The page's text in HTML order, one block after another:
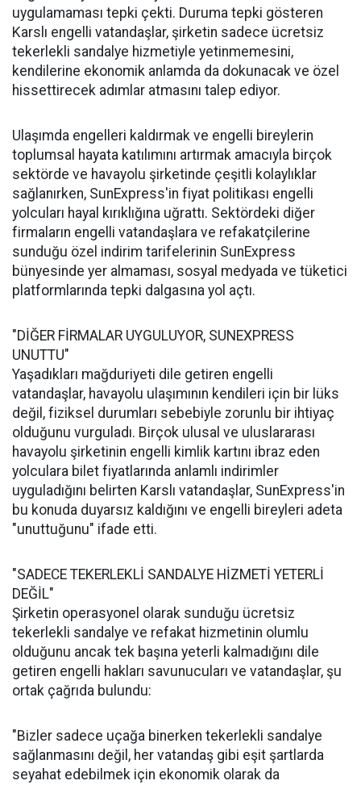
uygulamaması tepki çekti. Duruma tepki gösteren
Karslı engelli vatandaşlar, şirketin sadece ücretsiz
tekerlekli sandalye hizmetiyle yetinmemesini,
kendilerine ekonomik anlamda da dokunacak ve özel
hissettirecek adımlar atmasını talep ediyor.
Ulaşımda engelleri kaldırmak ve engelli bireylerin
toplumsal hayata katılımını artırmak amacıyla birçok
sektörde ve havayolu şirketinde çeşitli kolaylıklar
sağlanırken, SunExpress'in fiyat politikası engelli
yolcuları hayal kırıklığına uğrattı. Sektördeki diğer
firmaların engelli vatandaşlara ve refakatçilerine
sunduğu özel indirim tarifelerinin SunExpress
bünyesinde yer almaması, sosyal medyada ve tüketici
platformlarında tepki dalgasına yol açtı.
"DİĞER FİRMALAR UYGULUYOR, SUNEXPRESS
UNUTTU"
Yaşadıkları mağduriyeti dile getiren engelli
vatandaşlar, havayolu ulaşımının kendileri için bir lüks
değil, fiziksel durumları sebebiyle zorunlu bir ihtiyaç
olduğunu vurguladı. Birçok ulusal ve uluslararası
havayolu şirketinin engelli kimlik kartını ibraz eden
yolculara bilet fiyatlarında anlamlı indirimler
uyguladığını belirten Karslı vatandaşlar, SunExpress'in
bu konuda duyarsız kaldığını ve engelli bireyleri adeta
"unuttuğunu" ifade etti.
"SADECE TEKERLEKLİ SANDALYE HİZMETİ YETERLİ
DEĞİL"
Şirketin operasyonel olarak sunduğu ücretsiz
tekerlekli sandalye ve refakat hizmetinin olumlu
olduğunu ancak tek başına yeterli kalmadığını dile
getiren engelli hakları savunucuları ve vatandaşlar, şu
ortak çağrıda bulundu:
"Bizler sadece uçağa binerken tekerlekli sandalye
sağlanmasını değil, her vatandaş gibi eşit şartlarda
seyahat edebilmek için ekonomik olarak da